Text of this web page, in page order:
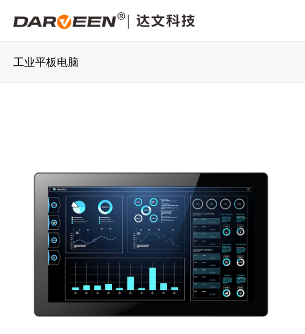
工业平板电脑